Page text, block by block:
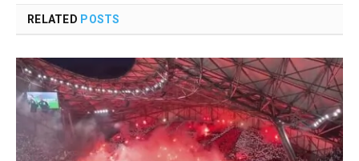
RELATED POSTS